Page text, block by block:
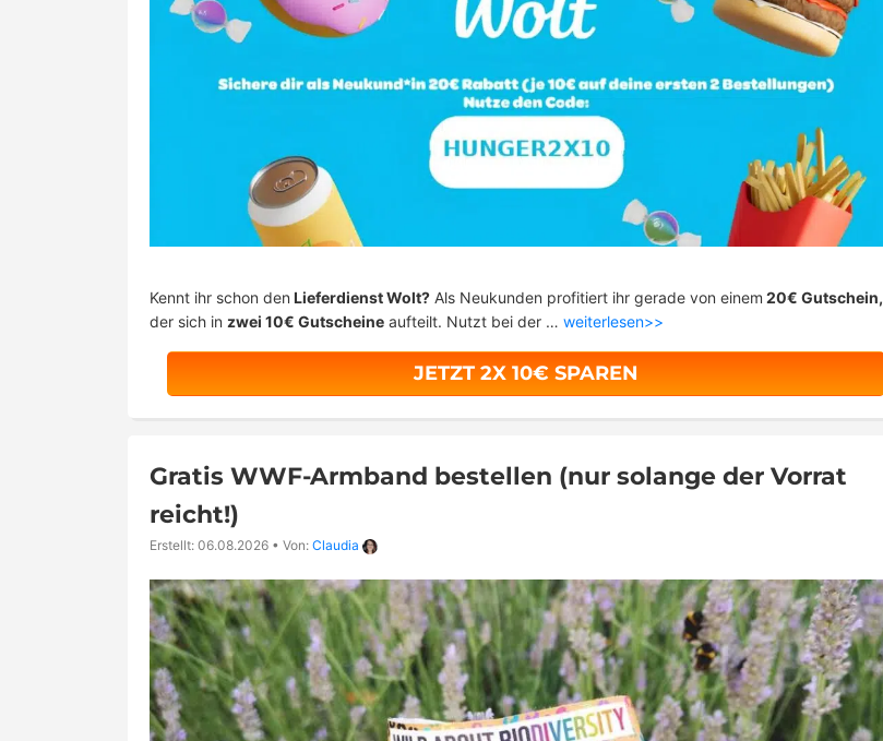
Kennt ihr schon den Lieferdienst Wolt? Als Neukunden profitiert ihr gerade von einem 20€ Gutschein,
der sich in zwei 10€ Gutscheine aufteilt. Nutzt bei der … weiterlesen>>
JETZT 2X 10€ SPAREN
Gratis WWF-Armband bestellen (nur solange der Vorrat
reicht!)
Erstellt: 06.08.2026 • Von: Claudia